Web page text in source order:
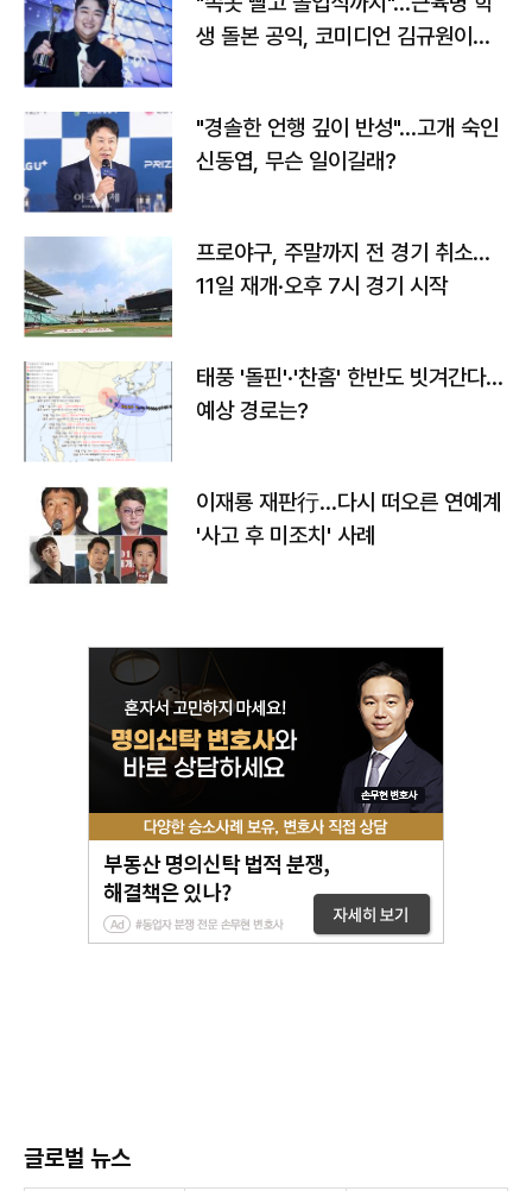
생 돌본 공익, 코미디언 김규원이었
"경솔한 언행 깊이 반성"…고개 숙인
신동엽, 무슨 일이길래?
프로야구, 주말까지 전 경기 취소…
11일 재개·오후 7시 경기 시작
태풍 '돌핀'·'찬홈' 한반도 빗겨간다…
예상 경로는?
이재룡 재판行…다시 떠오른 연예계
'사고 후 미조치' 사례
글로벌 뉴스